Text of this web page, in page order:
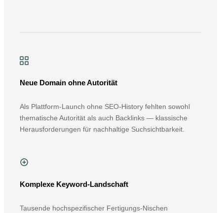
Neue Domain ohne Autorität
Als Plattform-Launch ohne SEO-History fehlten sowohl
thematische Autorität als auch Backlinks — klassische
Herausforderungen für nachhaltige Suchsichtbarkeit.
Komplexe Keyword-Landschaft
Tausende hochspezifischer Fertigungs-Nischen